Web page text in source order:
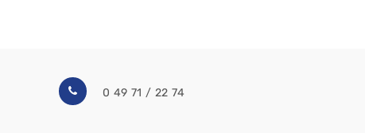
0 49 71 / 22 74